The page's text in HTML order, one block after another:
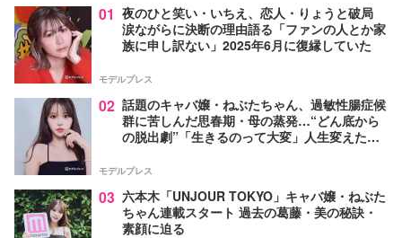
01 夜のひと笑い・いちえ、恋人・りょうと破局
涙ながらに決断の理由語る「ファンの人とか家
族に申し訳ない」2025年6月に復縁していた
モデルプレス
02 話題のキャバ嬢・ねぶたちゃん、過敏性腸症候
群に苦しんだ思春期・母の蒸発…“どん底から
の脱出劇”「生きるのって大変」人生変えた言
モデルプレス
03 六本木「UNJOUR TOKYO」キャバ嬢・ねぶた
ちゃん連載スタート 過去の葛藤・美の秘訣・
素顔に迫る